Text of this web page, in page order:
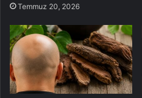
Temmuz 20, 2026